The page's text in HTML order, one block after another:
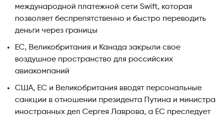
международной платежной сети Swift, которая
позволяет беспрепятственно и быстро переводить
деньги через границы
ЕС, Великобритания и Канада закрыли свое
воздушное пространство для российских
авиакомпаний
США, ЕС и Великобритания вводят персональные
санкции в отношении президента Путина и министра
иностранных дел Сергея Лаврова, а ЕС преследует